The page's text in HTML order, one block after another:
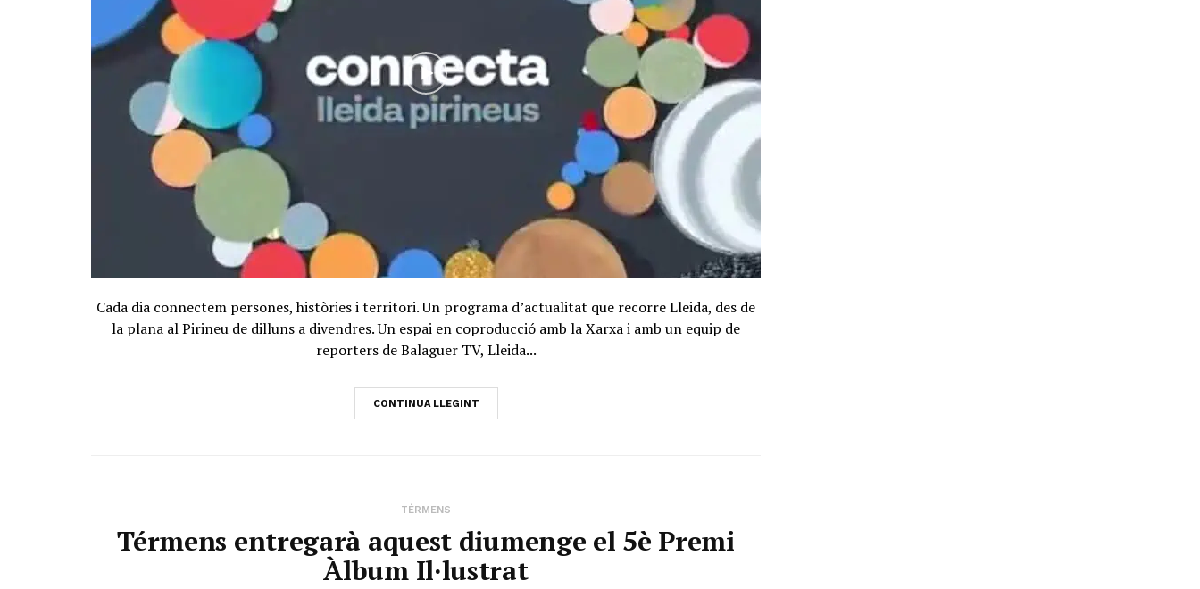
Cada dia connectem persones, històries i territori. Un programa d’actualitat que recorre Lleida, des de
la plana al Pirineu de dilluns a divendres. Un espai en coproducció amb la Xarxa i amb un equip de
reporters de Balaguer TV, Lleida...
CONTINUA LLEGINT
TÉRMENS
Térmens entregarà aquest diumenge el 5è Premi
Àlbum Il·lustrat